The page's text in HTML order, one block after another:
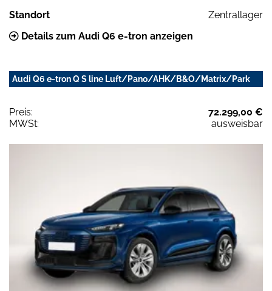
Standort
Zentrallager
Details zum Audi Q6 e-tron anzeigen
Audi Q6 e-tron Q S line Luft/Pano/AHK/B&O/Matrix/Park
Preis:
72.299,00 €
MWSt:
ausweisbar